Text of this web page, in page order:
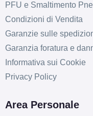
PFU e Smaltimento
Condizioni di Vendita
Garanzie sulle
Garanzia foratura e
Informativa sui Cookie
Privacy Policy
Area Personale